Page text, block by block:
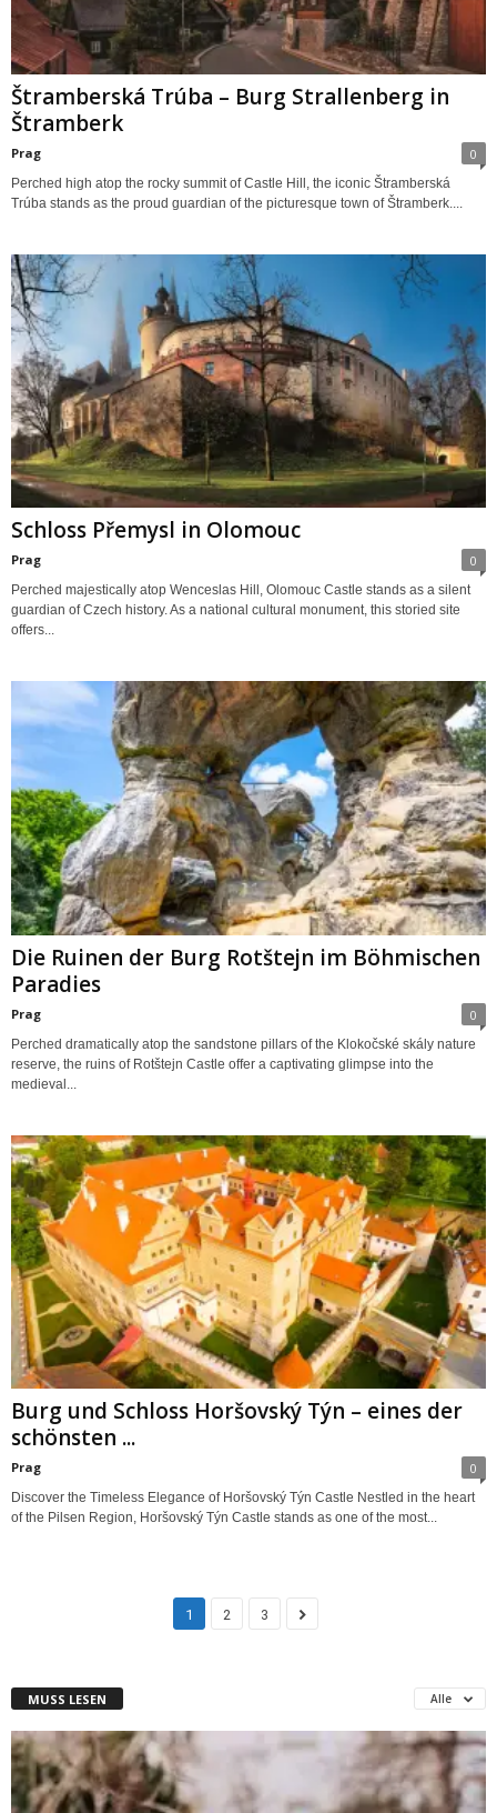
Štramberská Trúba – Burg Strallenberg in
Štramberk
Prag 0
Perched high atop the rocky summit of Castle Hill, the iconic Štramberská
Trúba stands as the proud guardian of the picturesque town of Štramberk....
Schloss Přemysl in Olomouc
Prag 0
Perched majestically atop Wenceslas Hill, Olomouc Castle stands as a silent
guardian of Czech history. As a national cultural monument, this storied site
offers...
Die Ruinen der Burg Rotštejn im Böhmischen
Paradies
Prag 0
Perched dramatically atop the sandstone pillars of the Klokočské skály nature
reserve, the ruins of Rotštejn Castle offer a captivating glimpse into the
medieval...
Burg und Schloss Horšovský Týn – eines der
schönsten ...
Prag 0
Discover the Timeless Elegance of Horšovský Týn Castle Nestled in the heart
of the Pilsen Region, Horšovský Týn Castle stands as one of the most...
1 2 3
MUSS LESEN Alle